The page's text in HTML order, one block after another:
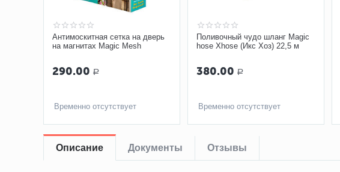
Антимоскитная сетка на дверь
на магнитах Magic Mesh
290.00 Р
Временно отсутствует
Поливочный чудо шланг Magic
hose Xhose (Икс Хоз) 22,5 м
380.00 Р
Временно отсутствует
Описание Документы Отзывы